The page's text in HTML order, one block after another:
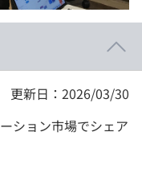
更新日：2026/03/30
ション市場でシェア